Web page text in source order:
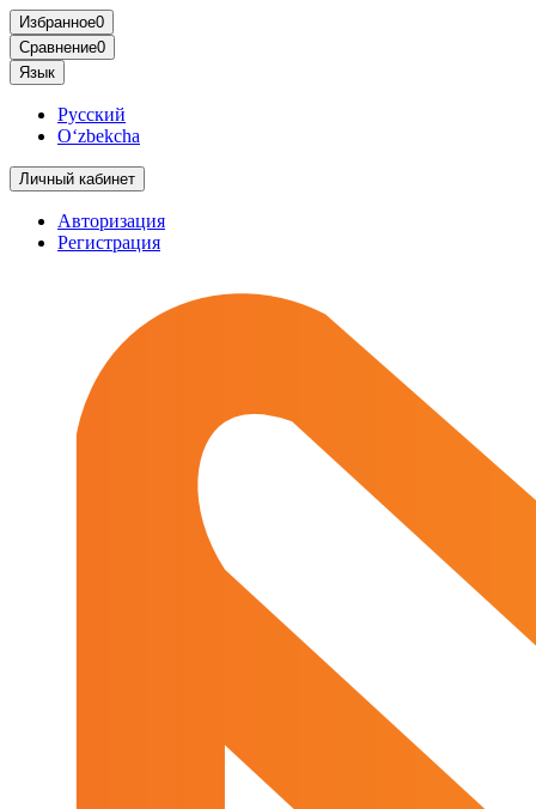
Избранное0
Сравнение0
Язык
Русский
O‘zbekcha
Личный кабинет
Авторизация
Регистрация